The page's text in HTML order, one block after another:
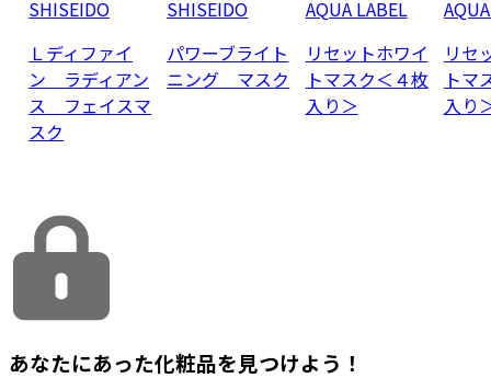
SHISEIDO
Ｌディファイ
ン ラディアン
ス フェイスマ
スク
SHISEIDO
パワーブライト
ニング マスク
AQUA LABEL
リセットホワイ
トマスク＜４枚
入り＞
リセ
トマ
入り
あなたにあった化粧品を見つけよう！